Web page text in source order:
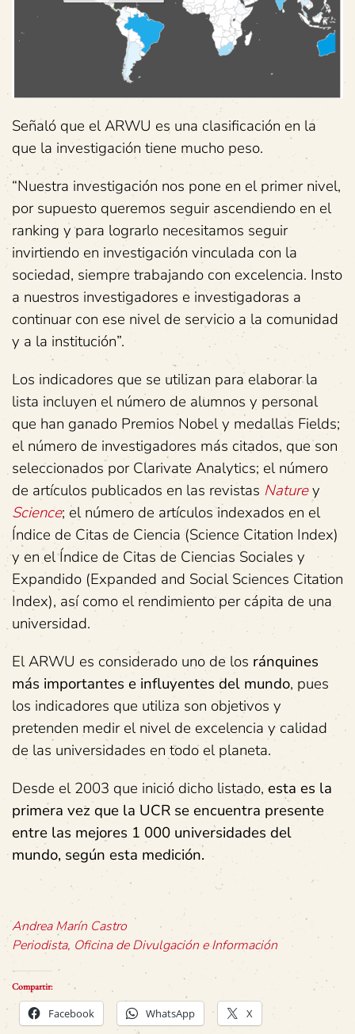
Señaló que el ARWU es una clasificación en la
que la investigación tiene mucho peso.
“Nuestra investigación nos pone en el primer nivel,
por supuesto queremos seguir ascendiendo en el
ranking y para lograrlo necesitamos seguir
invirtiendo en investigación vinculada con la
sociedad, siempre trabajando con excelencia. Insto
a nuestros investigadores e investigadoras a
continuar con ese nivel de servicio a la comunidad
y a la institución”.
Los indicadores que se utilizan para elaborar la
lista incluyen el número de alumnos y personal
que han ganado Premios Nobel y medallas Fields;
el número de investigadores más citados, que son
seleccionados por Clarivate Analytics; el número
de artículos publicados en las revistas Naturey
Science; el número de artículos indexados en el
Índice de Citas de Ciencia (Science Citation Index)
y en el Índice de Citas de Ciencias Sociales y
Expandido (Expanded and Social Sciences Citation
Index), así como el rendimiento per cápita de una
universidad.
El ARWU es considerado uno de los ránquines
más importantes e influyentes del mundo, pues
los indicadores que utiliza son objetivos y
pretenden medir el nivel de excelencia y calidad
de las universidades en todo el planeta.
Desde el 2003 que inició dicho listado, esta es la
primera vez que la UCR se encuentra presente
entre las mejores 1 000 universidades del
mundo, según esta medición.
Andrea Marín Castro
Periodista, Oficina de Divulgación e Información
Compartir:
Facebook WhatsApp X